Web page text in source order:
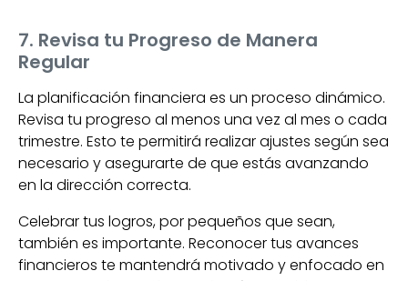
7. Revisa tu Progreso de Manera
Regular
La planificación financiera es un proceso dinámico.
Revisa tu progreso al menos una vez al mes o cada
trimestre. Esto te permitirá realizar ajustes según sea
necesario y asegurarte de que estás avanzando
en la dirección correcta.
Celebrar tus logros, por pequeños que sean,
también es importante. Reconocer tus avances
financieros te mantendrá motivado y enfocado en